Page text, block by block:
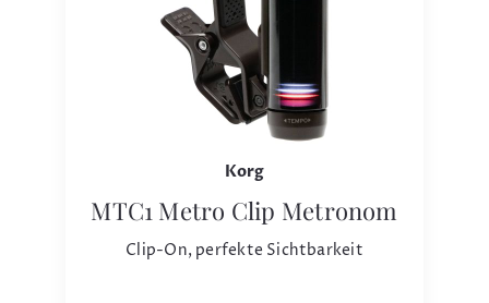
Korg
MTC1 Metro Clip Metronom
Clip-On, perfekte Sichtbarkeit